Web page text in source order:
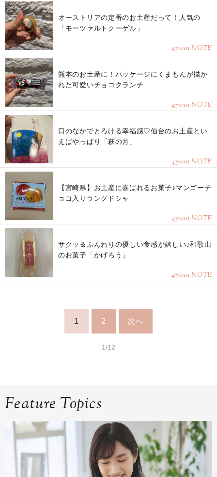
オーストリアの定番のお土産だって！人気の
「モーツァルトクーゲル」
4yuuu NOTE
熊本のお土産に！パッケージにくまもんが描か
れた可愛いチョコクランチ
4yuuu NOTE
口のなかでとろける幸福感♡仙台のお土産とい
えばやっぱり「萩の月」
4yuuu NOTE
【宮崎県】お土産に喜ばれるお菓子♪マンゴーチ
ョコ入りラングドシャ
4yuuu NOTE
サクッ＆ふんわりの優しい食感が嬉しい♪和歌山
のお菓子「かげろう」
4yuuu NOTE
1 2 次へ
1/12
Feature Topics